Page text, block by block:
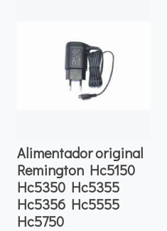
Alimentador original
Remington Hc5150
Hc5350 Hc5355
Hc5356 Hc5555
Hc5750